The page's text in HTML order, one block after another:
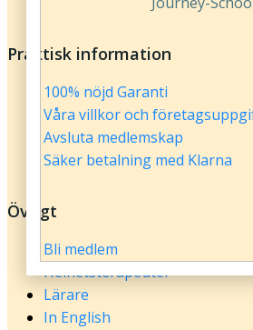
Praktisk information
100% nöjd Garanti
Våra villkor och
Avsluta medlemskap
Säker betalning med Klarna
Övrigt
Bli medlem
Helhetsterapeuter
Lärare
In English